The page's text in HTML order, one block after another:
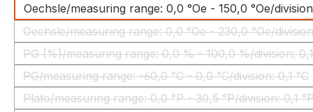
Oechsle/measuring range: 0,0 °Oe - 150,0 °Oe/
Oechsle/measuring range: 0,0 °Oe - 230,0 °Oe/
(Questa opzione non è al
PG (%)/measuring range: 0,0 % - 100,0 %/division:
(Questa opzione non è al
PG/measuring range: -60,0 °C - 0,0 °C/division: 0,1 °C
(Questa opzione non è al
Plato/measuring range: 0,0 °P - 30,5 °P/division: 0,1
(Questa opzione non è al